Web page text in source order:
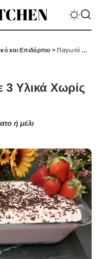
και Επιδόρπιο > Παγωτό Φράουλα με 3 Υλικά Χωρίς Παγωτομηχανή
Υλικά Χωρίς
ή μέλι